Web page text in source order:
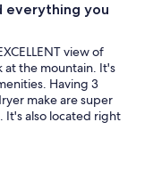
everything you
view of
at the mountain. It's
Having 3
make are super
It's also located right
great host, as always